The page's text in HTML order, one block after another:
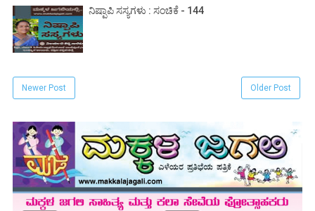
ನಿಷ್ಪಾಪಿ ಸಸ್ಯಗಳು : ಸಂಚಿಕೆ - 144
Newer Post Older Post